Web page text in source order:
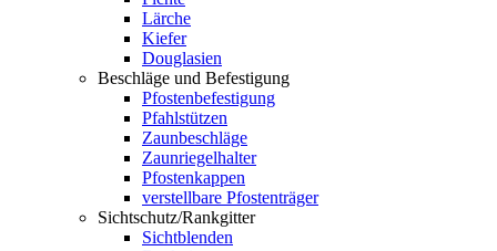
Lärche
Kiefer
Douglasien
Beschläge und Befestigung
Pfostenbefestigung
Pfahlstützen
Zaunbeschläge
Zaunriegelhalter
Pfostenkappen
verstellbare Pfostenträger
Sichtschutz/Rankgitter
Sichtblenden